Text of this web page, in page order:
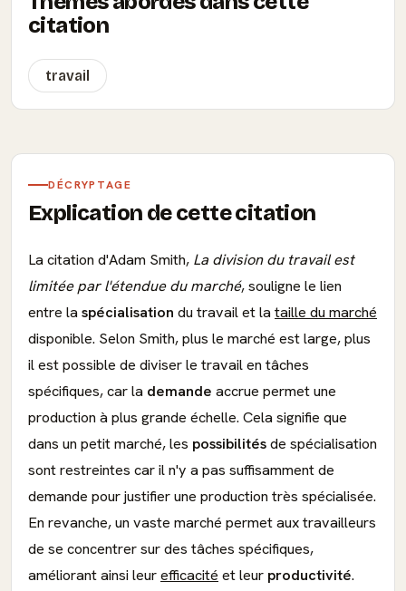
citation
travail
DÉCRYPTAGE
Explication de cette citation
La citation d'Adam Smith, La division du travail est
limitée par l'étendue du marché, souligne le lien
entre la spécialisation du travail et la taille du marché
disponible. Selon Smith, plus le marché est large, plus
il est possible de diviser le travail en tâches
spécifiques, car la demande accrue permet une
production à plus grande échelle. Cela signifie que
dans un petit marché, les possibilitésde spécialisation
sont restreintes car il n'y a pas suffisamment de
demande pour justifier une production très spécialisée.
En revanche, un vaste marché permet aux travailleurs
de se concentrer sur des tâches spécifiques,
améliorant ainsi leurefficacité et leur productivité.